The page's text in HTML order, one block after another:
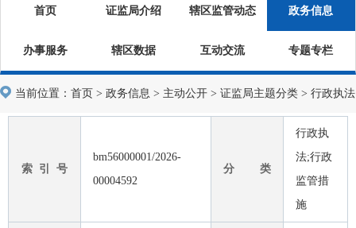
首页 证监局介绍 辖区监管动态 政务信息
办事服务 辖区数据 互动交流 专题专栏
当前位置： 首页 > 政务信息 > 主动公开 > 证监局主题分类 > 行政执法
索 引 号
bm56000001/2026-
00004592
分 类
行政执
法;行政
监管措
施